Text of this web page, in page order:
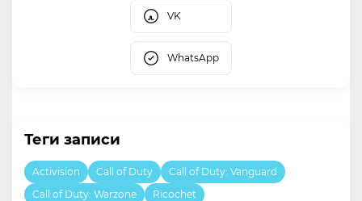
VK
WhatsApp
Теги записи
Activision Call of Duty
Call of Duty: Vanguard
Call of Duty: Warzone
Ricochet